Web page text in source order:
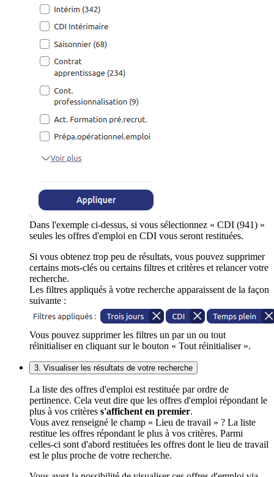
Dans l'exemple ci-dessus, si vous sélectionnez « CDI (941) »
seules les offres d'emploi en CDI vous seront restituées.
Si vous obtenez trop peu de résultats, vous pouvez supprimer
certains mots-clés ou certains filtres et critères et relancer votre
recherche.
Les filtres appliqués à votre recherche apparaissent de la façon
suivante :
Vous pouvez supprimer les filtres un par un ou tout
réinitialiser en cliquant sur le bouton « Tout réinitialiser ».
3. Visualiser les résultats de votre recherche
La liste des offres d'emploi est restituée par ordre de
pertinence. Cela veut dire que les offres d'emploi répondant le
plus à vos critères s'affichent en premier.
Vous avez renseigné le champ « Lieu de travail » ? La liste
restitue les offres répondant le plus à vos critères. Parmi
celles-ci sont d'abord restituées les offres dont le lieu de travail
est le plus proche de votre recherche.